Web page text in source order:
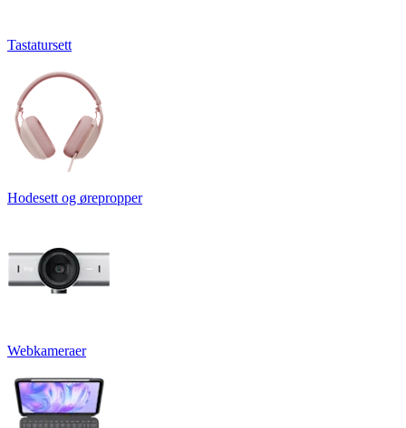
Tastatursett
Hodesett og ørepropper
Webkameraer